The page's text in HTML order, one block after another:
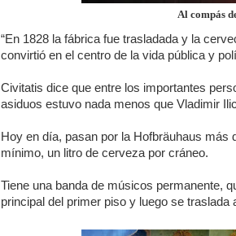
Al compás
“En 1828 la fábrica fue trasladada y la
convirtió en el centro de la vida pública y
Civitatis dice que entre los importantes
asiduos estuvo nada menos que Vladimir
Hoy en día, pasan por la Hofbräuhaus más
mínimo, un litro de cerveza por cráneo.
Tiene una banda de músicos permanente,
principal del primer piso y luego se